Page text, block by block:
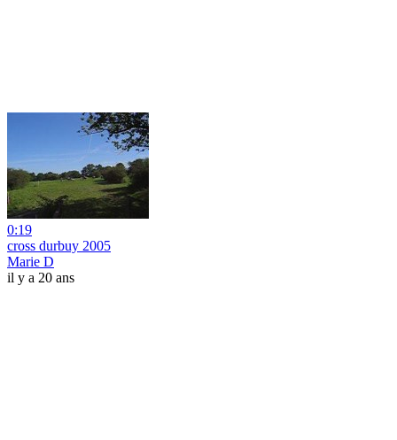
0:19
cross durbuy 2005
Marie D
il y a 20 ans